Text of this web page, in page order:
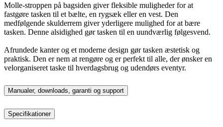
Molle-stroppen på bagsiden giver fleksible muligheder for at
fastgøre tasken til et bælte, en rygsæk eller en vest. Den
medfølgende skulderrem giver yderligere mulighed for at bære
tasken. Denne alsidighed gør tasken til en uundværlig følgesvend.
Afrundede kanter og et moderne design gør tasken æstetisk og
praktisk. Den er nem at rengøre og er perfekt til alle, der ønsker en
velorganiseret taske til hverdagsbrug og udendørs eventyr.
Manualer, downloads, garanti og support
Specifikationer